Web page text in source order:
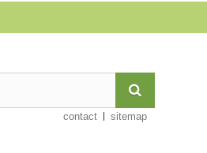
contact sitemap